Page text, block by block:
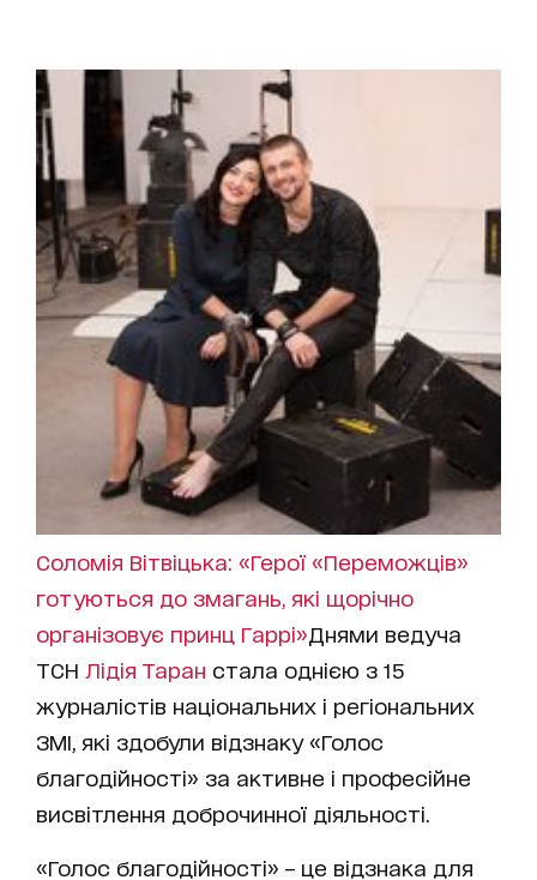
Соломія Вітвіцька: «Герої «Переможців»
готуються до змагань, які щорічно
організовує принц Гаррі»Днями ведуча
ТСН Лідія Таран стала однією з 15
журналістів національних і регіональних
ЗМІ, які здобули відзнаку «Голос
благодійності» за активне і професійне
висвітлення доброчинної діяльності.
«Голос благодійності» – це відзнака для